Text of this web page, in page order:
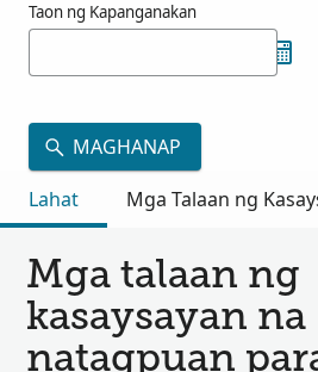
Taon ng Kapanganakan
MAGHANAP
Lahat
Mga Talaan ng
Mga talaan ng
kasaysayan na
natagpuan